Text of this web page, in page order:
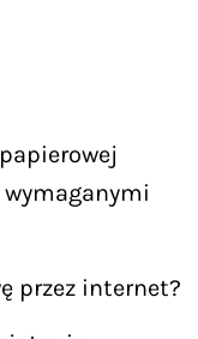
wymaganymi
przez internet?